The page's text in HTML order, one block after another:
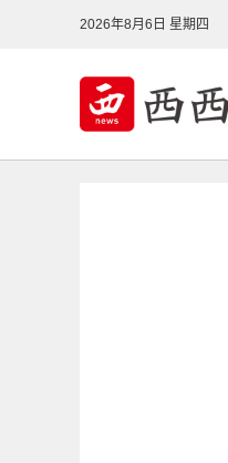
2026年8月6日 星期四